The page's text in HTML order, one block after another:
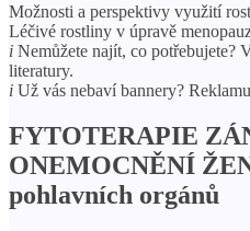
Možnosti a perspektivy využití
Léčivé rostliny v úpravě
i Nemůžete najít, co potřebujete?
literatury.
i Už vás nebaví bannery?
FYTOTERAPIE
ONEMOCNĚNÍ
pohlavních orgánů